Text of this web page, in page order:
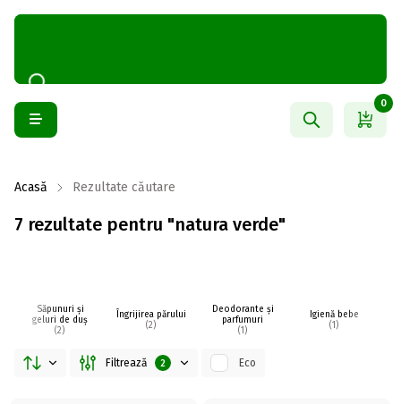
0
Acasă Rezultate căutare
7 rezultate pentru "natura verde"
Săpunuri și
geluri de duș
(2)
Îngrijirea părului
(2)
Deodorante și
parfumuri
(1)
Igienă bebe
(1)
Filtrează 2 Eco